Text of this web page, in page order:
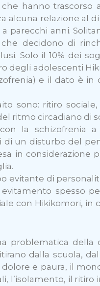
hanno
alcuna relazione al
parecchi anni.
decidono di
Solo il 10% dei
adolescenti
e il dato è
sono: ritiro
ritmo circadiano di
la
un disturbo del
in considerazione
evitante di
spesso
con Hikikomori,
problematica
dalla scuola,
e paura, il
l’isolamento, il